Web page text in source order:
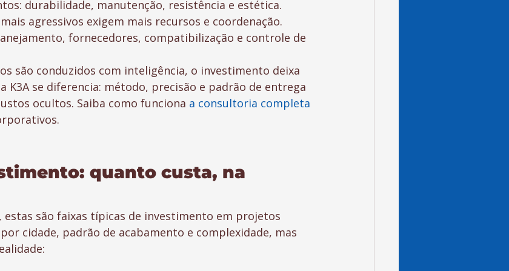
durabilidade, manutenção, resistência e estética.
agressivos exigem mais recursos e coordenação.
fornecedores, compatibilização e controle de
são conduzidos com inteligência, o investimento deixa
K3A se diferencia: método, precisão e padrão de entrega
ocultos. Saiba como funciona a consultoria completa
quanto custa, na
estas são faixas típicas de investimento em projetos
cidade, padrão de acabamento e complexidade, mas